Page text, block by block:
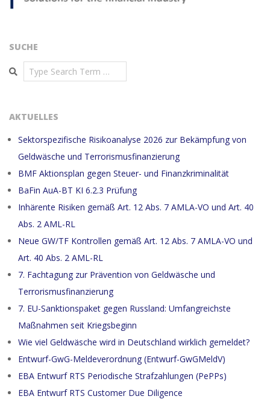
SUCHE
Search
AKTUELLES
Sektorspezifische Risikoanalyse 2026 zur Bekämpfung von
Geldwäsche und Terrorismusfinanzierung
BMF Aktionsplan gegen Steuer- und Finanzkriminalität
BaFin AuA-BT KI 6.2.3 Prüfung
Inhärente Risiken gemäß Art. 12 Abs. 7 AMLA-VO und Art. 40
Abs. 2 AML-RL
Neue GW/TF Kontrollen gemäß Art. 12 Abs. 7 AMLA-VO und
Art. 40 Abs. 2 AML-RL
7. Fachtagung zur Prävention von Geldwäsche und
Terrorismusfinanzierung
7. EU-Sanktionspaket gegen Russland: Umfangreichste
Maßnahmen seit Kriegsbeginn
Wie viel Geldwäsche wird in Deutschland wirklich gemeldet?
Entwurf-GwG-Meldeverordnung (Entwurf-GwGMeldV)
EBA Entwurf RTS Periodische Strafzahlungen (PePPs)
EBA Entwurf RTS Customer Due Diligence